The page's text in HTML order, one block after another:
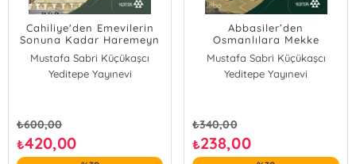
Cahiliye'den Emevilerin
Sonuna Kadar Haremeyn
Mustafa Sabri Küçükaşcı
Yeditepe Yayınevi
₺600,00
₺420,00
Abbasiler’den
Osmanlılara Mekke
Medine Tarihi
Mustafa Sabri Küçükaşcı
Yeditepe Yayınevi
₺340,00
₺238,00